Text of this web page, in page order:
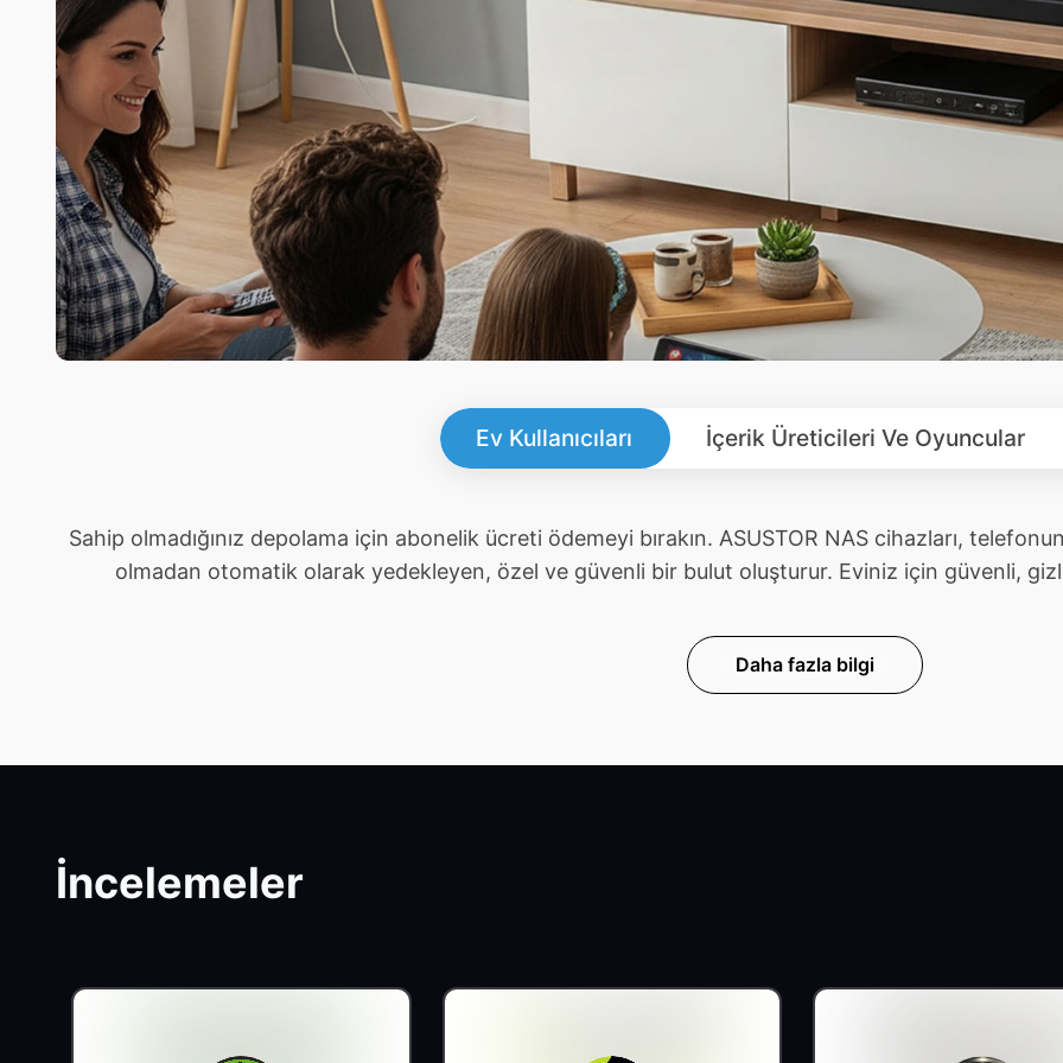
Ev Kullanıcıları İçerik Üreticileri Ve Oyuncular
Sahip olmadığınız depolama için abonelik ücreti ödemeyi bırakın. ASUSTOR NAS cihazları,
olmadan otomatik olarak yedekleyen, özel ve güvenli bir bulut oluşturur. Eviniz için güvenli,
Daha fazla bilgi
İncelemeler